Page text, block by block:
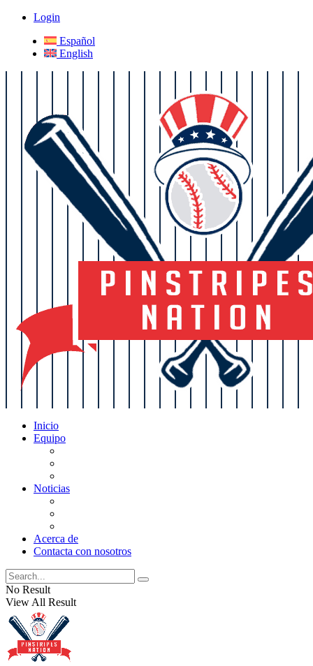
Login
Español
English
Inicio
Equipo
Noticias
Acerca de
Contacta con nosotros
No Result
View All Result